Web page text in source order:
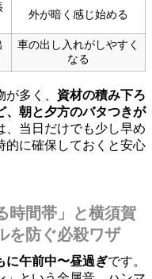
外が暗く感じ始める
車の出し入れがしやすく
なる
多く、 資材の積み下ろ
、朝と夕方のバタつきが
、当日だけでも少し早め
的に確保しておくと安心
時間帯」と横須賀
を防ぐ必殺ワザ
に午前中〜昼過ぎです。